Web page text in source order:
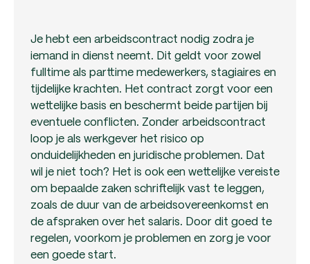
Je hebt een arbeidscontract nodig zodra je
iemand in dienst neemt. Dit geldt voor zowel
fulltime als parttime medewerkers, stagiaires en
tijdelijke krachten. Het contract zorgt voor een
wettelijke basis en beschermt beide partijen bij
eventuele conflicten. Zonder arbeidscontract
loop je als werkgever het risico op
onduidelijkheden en juridische problemen. Dat
wil je niet toch? Het is ook een wettelijke vereiste
om bepaalde zaken schriftelijk vast te leggen,
zoals de duur van de arbeidsovereenkomst en
de afspraken over het salaris. Door dit goed te
regelen, voorkom je problemen en zorg je voor
een goede start.